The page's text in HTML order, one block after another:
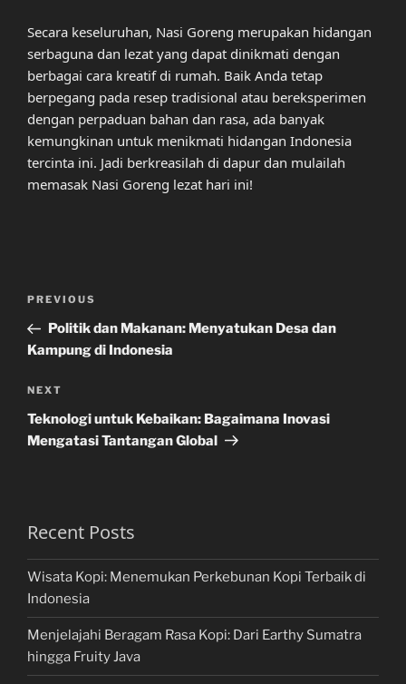
Secara keseluruhan, Nasi Goreng merupakan hidangan
serbaguna dan lezat yang dapat dinikmati dengan
berbagai cara kreatif di rumah. Baik Anda tetap
berpegang pada resep tradisional atau bereksperimen
dengan perpaduan bahan dan rasa, ada banyak
kemungkinan untuk menikmati hidangan Indonesia
tercinta ini. Jadi berkreasilah di dapur dan mulailah
memasak Nasi Goreng lezat hari ini!
Previous
Post
PREVIOUS
Politik dan Makanan: Menyatukan Desa dan
Kampung di Indonesia
Next
Post
NEXT
Teknologi untuk Kebaikan: Bagaimana Inovasi
Mengatasi Tantangan Global
Recent Posts
Wisata Kopi: Menemukan Perkebunan Kopi Terbaik di
Indonesia
Menjelajahi Beragam Rasa Kopi: Dari Earthy Sumatra
hingga Fruity Java